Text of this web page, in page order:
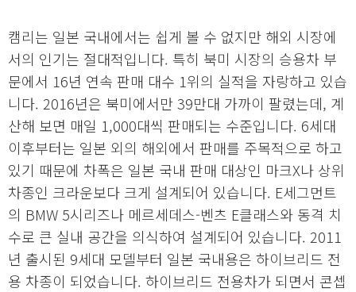
캠리는 일본 국내에서는 쉽게 볼 수 없지만 해외 시장에
서의 인기는 절대적입니다. 특히 북미 시장의 승용차 부
문에서 16년 연속 판매 대수 1위의 실적을 자랑하고 있습
니다. 2016년은 북미에서만 39만대 가까이 팔렸는데, 계
산해 보면 매일 1,000대씩 판매되는 수준입니다. 6세대
이후부터는 일본 외의 해외에서 판매를 주목적으로 하고
있기 때문에 차폭은 일본 국내 판매 대상인 마크X나 상위
차종인 크라운보다 크게 설계되어 있습니다. E세그먼트
의 BMW 5시리즈나 메르세데스-벤츠 E클래스와 동격 치
수로 큰 실내 공간을 의식하여 설계되어 있습니다. 2011
년 출시된 9세대 모델부터 일본 국내용은 하이브리드 전
용 차종이 되었습니다. 하이브리드 전용차가 되면서 콘셉